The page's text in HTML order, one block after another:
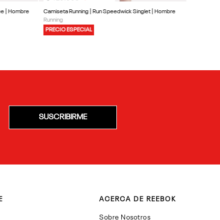
| Hombre
Camiseta Running | Run Speedwick Singlet | Hombre
Running
PRECIO ESPECIAL
SUSCRIBIRME
ACERCA DE REEBOK
Sobre Nosotros